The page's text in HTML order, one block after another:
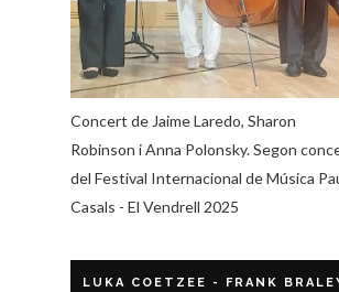
Concert de Jaime Laredo, Sharon
Robinson i Anna Polonsky. Segon
del Festival Internacional de Música
Casals - El Vendrell 2025
LUKA COETZEE - FRANK